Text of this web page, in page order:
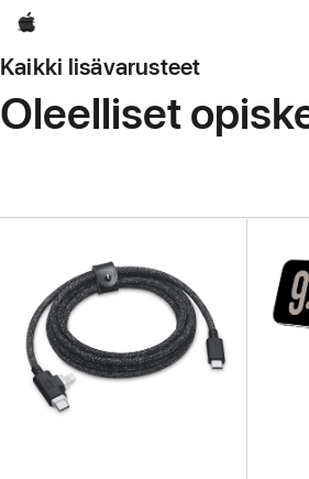
Apple
Kaikki lisävarusteet
Oleelliset